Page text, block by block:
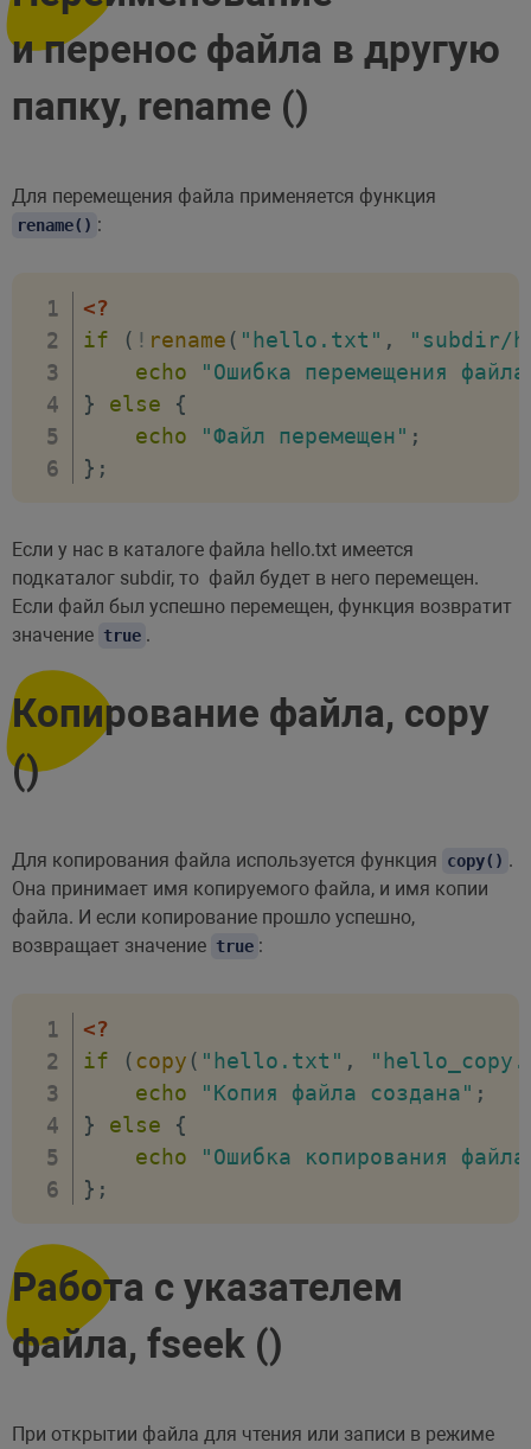
и перенос файла в другую
папку, rename ()
Для перемещения файла применяется функция
rename() :
<?
if
( ! rename ( "hello.txt" ,
"subdir/
echo
"Ошибка перемещения
}
else
{
echo
"Файл перемещен" ;
} ;
Если у нас в каталоге файла hello.txt имеется
подкаталог subdir, то файл будет в него перемещен.
Если файл был успешно перемещен, функция возвратит
значение true .
Копирование файла, copy
()
Для копирования файла используется функция copy() .
Она принимает имя копируемого файла, и имя копии
файла. И если копирование прошло успешно,
возвращает значение true :
<?
if
(copy ( "hello.txt" ,
echo
"Копия файла создана" ;
}
else
{
echo
"Ошибка копирования
} ;
Работа с указателем
файла, fseek ()
При открытии файла для чтения или записи в режиме